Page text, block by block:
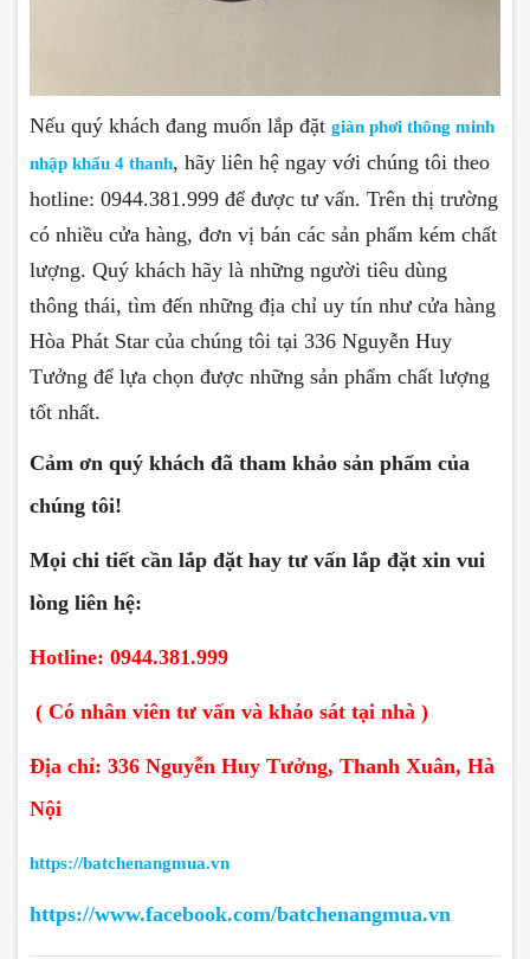
Nếu quý khách đang muốn lắp đặt giàn phơi thông minh
nhập khẩu 4 thanh, hãy liên hệ ngay với chúng tôi theo
hotline: 0944.381.999 để được tư vấn. Trên thị trường
có nhiều cửa hàng, đơn vị bán các sản phẩm kém chất
lượng. Quý khách hãy là những người tiêu dùng
thông thái, tìm đến những địa chỉ uy tín như cửa hàng
Hòa Phát Star của chúng tôi tại 336 Nguyễn Huy
Tưởng để lựa chọn được những sản phẩm chất lượng
tốt nhất.
Cảm ơn quý khách đã tham khảo sản phẩm của
chúng tôi!
Mọi chi tiết cần lắp đặt hay tư vấn lắp đặt xin vui
lòng liên hệ:
Hotline: 0944.381.999
( Có nhân viên tư vấn và khảo sát tại nhà )
Địa chỉ: 336 Nguyễn Huy Tưởng, Thanh Xuân, Hà
Nội
https://batchenangmua.vn
https://www.facebook.com/batchenangmua.vn